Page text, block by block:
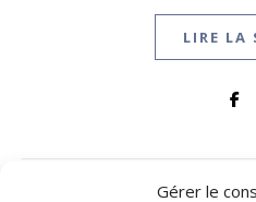
Gérer le
LIRE LA